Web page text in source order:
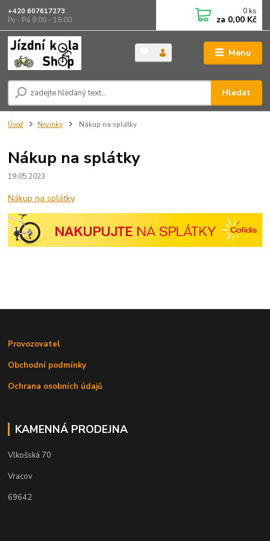
Menu
Hledat
+420 607617273
Po - Pá 9.00 - 18.00
0 ks
za 0,00 Kč
Úvod Novinky Nákup na splátky
Nákup na splátky
19.05.2023
Nákup na splátky
Provozovatel
Obchodní podmínky
Ochrana osobních údajů
KAMENNÁ PRODEJNA
Vlkošská 70
Vracov
69642